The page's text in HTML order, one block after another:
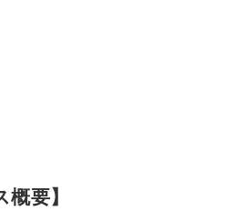
要】